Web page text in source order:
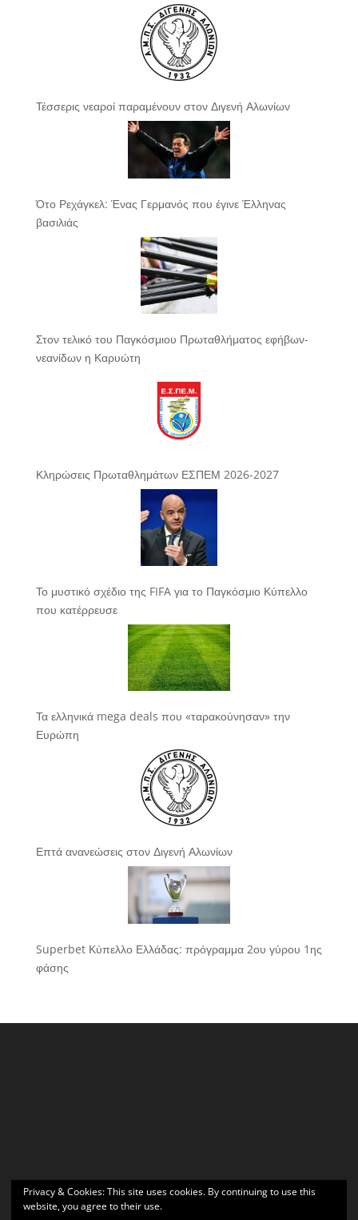
Τέσσερις νεαροί παραμένουν στον Διγενή Αλωνίων
Ότο Ρεχάγκελ: Ένας Γερμανός που έγινε Έλληνας
βασιλιάς
Στον τελικό του Παγκόσμιου Πρωταθλήματος εφήβων-
νεανίδων η Καρυώτη
Κληρώσεις Πρωταθλημάτων ΕΣΠΕΜ 2026-2027
Το μυστικό σχέδιο της FIFA για το Παγκόσμιο Κύπελλο
που κατέρρευσε
Τα ελληνικά mega deals που «ταρακούνησαν» την
Ευρώπη
Επτά ανανεώσεις στον Διγενή Αλωνίων
Superbet Κύπελλο Ελλάδας: πρόγραμμα 2ου γύρου 1ης
φάσης
Privacy & Cookies: This site uses cookies. By continuing to use this
website, you agree to their use.